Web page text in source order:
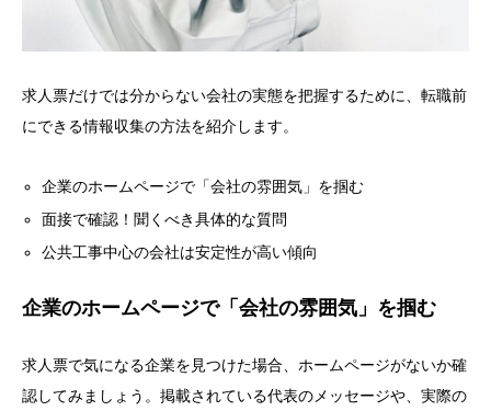
求人票だけでは分からない会社の実態を把握するために、転職前
にできる情報収集の方法を紹介します。
企業のホームページで「会社の雰囲気」を掴む
面接で確認！聞くべき具体的な質問
公共工事中心の会社は安定性が高い傾向
企業のホームページで「会社の雰囲気」を掴む
求人票で気になる企業を見つけた場合、ホームページがないか確
認してみましょう。掲載されている代表のメッセージや、実際の